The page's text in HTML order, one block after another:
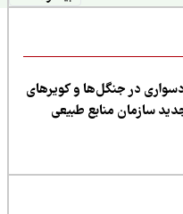
در جنگل‌ها و کویرهای
منابع طبیعی